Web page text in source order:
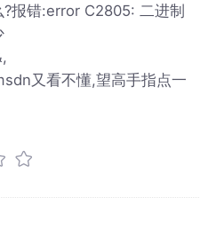
报错:error C2805: 二进制
又看不懂,望高手指点一